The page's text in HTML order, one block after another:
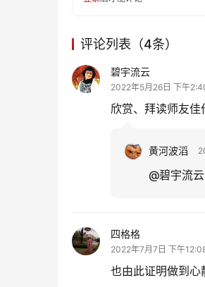
评论列表（4条）
碧宇流云
2022年5月26日 下午
欣赏、拜读师友佳
黄河波滔
@碧宇流云
四格格
2022年7月7日 下午
也由此证明做到心